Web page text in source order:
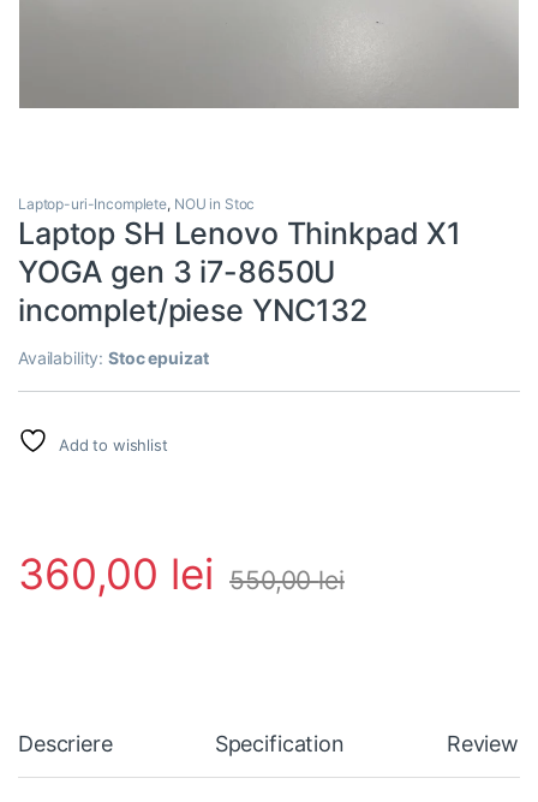
Laptop-uri-Incomplete, NOU in Stoc
Laptop SH Lenovo Thinkpad X1
YOGA gen 3 i7-8650U
incomplet/piese YNC132
Availability:Stoc epuizat
Add to wishlist
360,00 lei 550,00lei
Descriere Specification Reviews